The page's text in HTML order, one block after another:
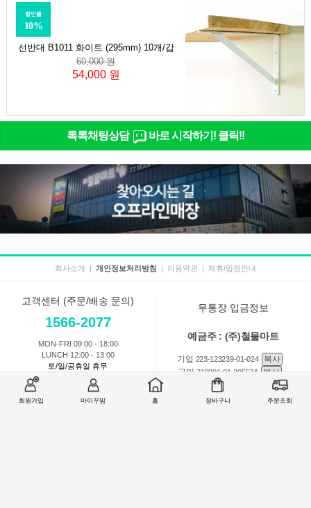
회원가입 마이꾸밈 홈 장바구니 주문조회
선반대 B1011 화이트 (295mm) 10개/갑
할인률
10%
60,000 원
54,000 원
톡톡채팅상담 바로 시작하기! 클릭!!
회사소개 | 개인정보처리방침 | 이용약관 | 제휴/입점안내
고객센터 (주문/배송 문의)
1566-2077
MON-FRI 09:00 - 18:00
LUNCH 12:00 - 13:00
토/일/공휴일 휴무
무통장 입금정보
예금주 : (주)철물마트
기업 223-123239-01-024
복사
국민718201-01-205674
복사
301-0168-3882-11 복사